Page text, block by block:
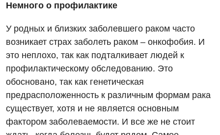
Немного о профилактике
У родных и близких заболевшего раком часто
возникает страх заболеть раком – онкофобия. И
это неплохо, так как подталкивает людей к
профилактическому обследованию. Это
обосновано, так как генетическая
предрасположенность к различным формам рака
существует, хотя и не является основным
фактором заболеваемости. И все же не стоит